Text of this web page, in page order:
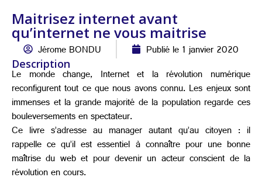
Maitrisez internet avant
qu’internet ne vous maitrise
Jérome BONDU Publié le 1 janvier 2020
Description
Le monde change, Internet et la révolution numérique
reconfigurent tout ce que nous avons connu. Les enjeux sont
immenses et la grande majorité de la population regarde ces
bouleversements en spectateur.
Ce livre s’adresse au manager autant qu’au citoyen : il
rappelle ce qu’il est essentiel à connaître pour une bonne
maîtrise du web et pour devenir un acteur conscient de la
révolution en cours.